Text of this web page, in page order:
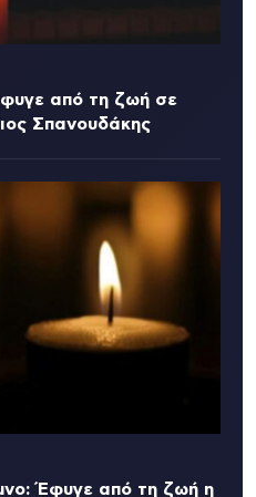
από τη ζωή σε
Σπανουδάκης
Έφυγε από τη ζωή η